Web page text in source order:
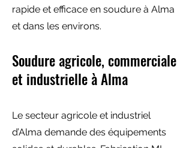
rapide et efficace en soudure à Alma
et dans les environs.
Soudure agricole, commerciale
et industrielle à Alma
Le secteur agricole et industriel
d’Alma demande des équipements